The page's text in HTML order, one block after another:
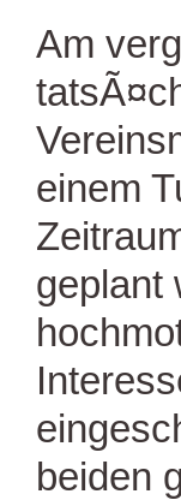
Am
einem
geplant
beiden